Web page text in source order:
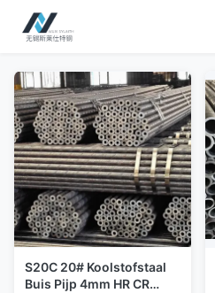
S20C 20# Koolstofstaal
Buis Pijp 4mm HR CR